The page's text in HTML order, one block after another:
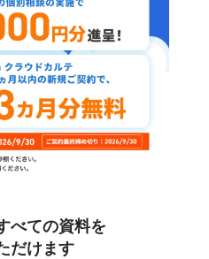
べての資料を
だけます